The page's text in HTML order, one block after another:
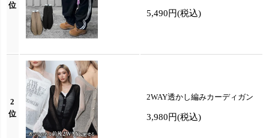
位
5,490円(税込)
2
位
2WAY透かし編みカーディガン
3,980円(税込)